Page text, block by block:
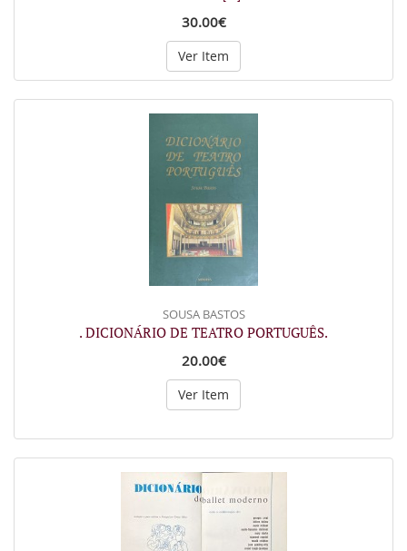
30.00€
Ver Item
SOUSA BASTOS
. DICIONÁRIO DE TEATRO PORTUGUÊS.
20.00€
Ver Item